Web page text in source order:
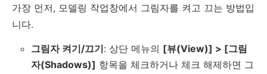
가장 먼저, 모델링 작업창에서 그림자를 켜고 끄는 방법입
니다.
그림자 켜기/끄기: 상단 메뉴의 [뷰(View)] > [그림
자(Shadows)] 항목을 체크하거나 체크 해제하면 그